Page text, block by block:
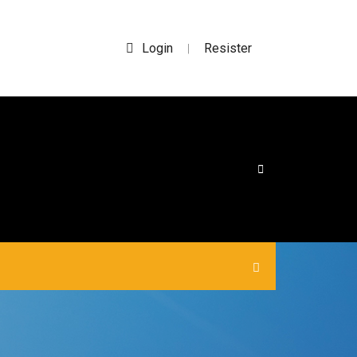
Login | Resister